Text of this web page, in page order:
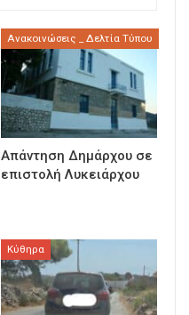
Ανακοινώσεις _ Δελτία Τύπου
Απάντηση Δημάρχου σε
επιστολή Λυκειάρχου
Κύθηρα